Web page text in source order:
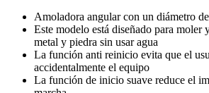
Amoladora angular con un diámetro
Este modelo está diseñado para moler
metal y piedra sin usar agua
La función anti reinicio evita que el
accidentalmente el equipo
La función de inicio suave reduce el